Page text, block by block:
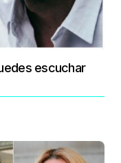
escuchar